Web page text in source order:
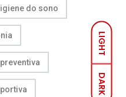
LIGHT
DARK
do sono